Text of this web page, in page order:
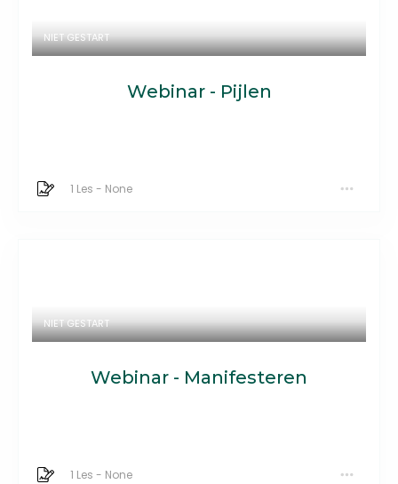
NIET GESTART
Webinar - Pijlen
1 Les - None
NIET GESTART
Webinar - Manifesteren
1 Les - None